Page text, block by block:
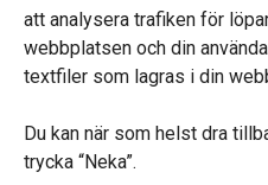
att analysera trafiken för
webbplatsen och din
textfiler som lagras i din
Du kan när som helst dra
trycka “Neka”.
familjejuridiken – genom hela